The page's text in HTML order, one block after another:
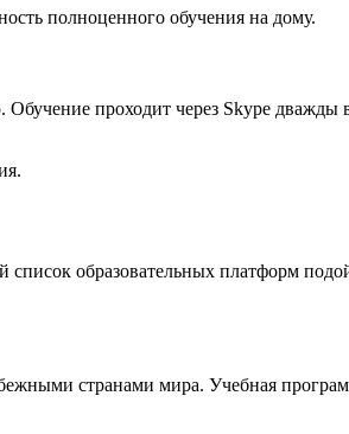
полноценного обучения на дому.
проходит через Skype
образовательных платформ
странами мира. Учебная